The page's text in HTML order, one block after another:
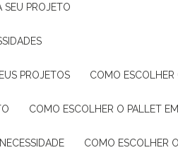
SEU PROJETO
PROJETOS COMO
COMO ESCOLHER O PALLET
COMO ESCOLHER